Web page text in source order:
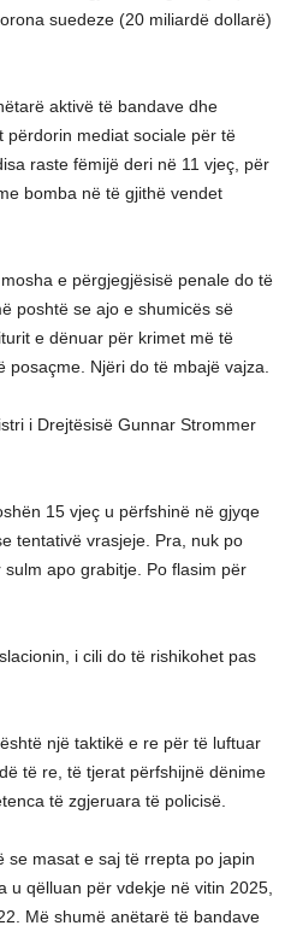
suedeze (20 miliardë dollarë)
aktivë të bandave dhe
përdorin mediat sociale për të
raste fëmijë deri në 11 vjeç, për
bomba në të gjithë vendet
e përgjegjësisë penale do të
poshtë se ajo e shumicës së
e dënuar për krimet më të
posaçme. Njëri do të mbajë vajza.
i Drejtësisë Gunnar Strommer
15 vjeç u përfshinë në gjyqe
tentativë vrasjeje. Pra, nuk po
apo grabitje. Po flasim për
i cili do të rishikohet pas
një taktikë e re për të luftuar
të re, të tjerat përfshijnë dënime
të zgjeruara të policisë.
se masat e saj të rrepta po japin
u qëlluan për vdekje në vitin 2025,
Më shumë anëtarë të bandave